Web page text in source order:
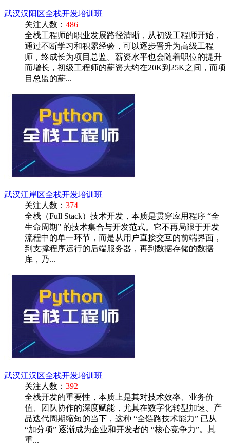
武汉汉阳区全栈开发培训班
关注人数： 486
全栈工程师的职业发展路径清晰，从初级工程师开始，
通过不断学习和积累经验，可以逐步晋升为高级工程
师，终成长为项目总监。薪资水平也会随着职位的提升
而增长，初级工程师的薪资大约在20K到25K之间，而项
目总监的薪...
武汉江岸区全栈开发培训班
关注人数： 374
全栈（Full Stack）技术开发，本质是贯穿应用程序 “全
生命周期” 的技术集合与开发范式。它不再局限于开发
流程中的单一环节，而是从用户直接交互的前端界面，
到支撑程序运行的后端服务器，再到数据存储的数据
库，乃...
武汉江汉区全栈开发培训班
关注人数： 392
全栈开发的重要性，本质上是其对技术效率、业务价
值、团队协作的深度赋能，尤其在数字化转型加速、产
品迭代周期缩短的当下，这种 “全链路技术能力” 已从
“加分项” 逐渐成为企业和开发者的 “核心竞争力”。其
重...